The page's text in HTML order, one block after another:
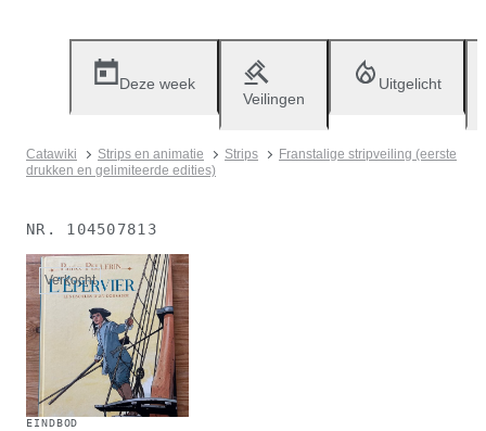
Deze week
Veilingen
Uitgelicht
Catawiki Strips en animatie Strips
Franstalige stripveiling (eerste
drukken en gelimiteerde edities)
NR. 104507813
Verkocht
EINDBOD